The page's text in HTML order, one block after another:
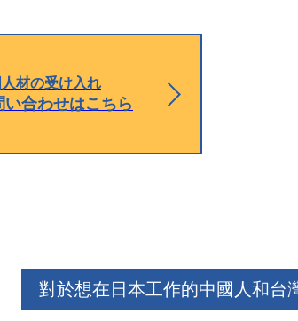
材の受け入れ
い合わせはこちら
對於想在日本工作的中國人和台